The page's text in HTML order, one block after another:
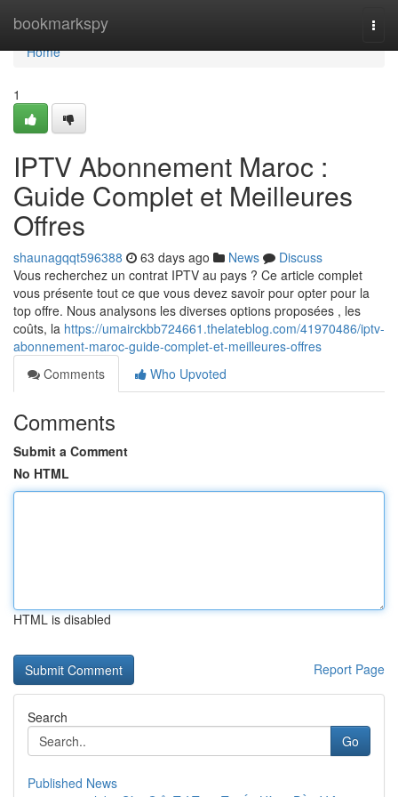
bookmarkspy
Home
Home
1
IPTV Abonnement Maroc :
Guide Complet et Meilleures
Offres
shaunagqqt596388 63 days ago News
Discuss
Vous recherchez un contrat IPTV au pays ? Ce article complet
vous présente tout ce que vous devez savoir pour opter pour la
top offre. Nous analysons les diverses options proposées , les
coûts, la https://umairckbb724661.thelateblog.com/41970486/iptv-
abonnement-maroc-guide-complet-et-meilleures-offres
Comments
Who Upvoted
Comments
Submit a Comment
No HTML
HTML is disabled
Report Page
Search
Go
Published News